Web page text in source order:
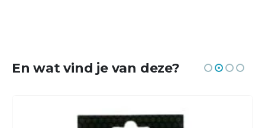
En wat vind je van deze?